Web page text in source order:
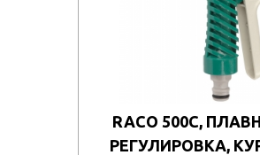
RACO 500C,
РЕГУЛИРОВКА,